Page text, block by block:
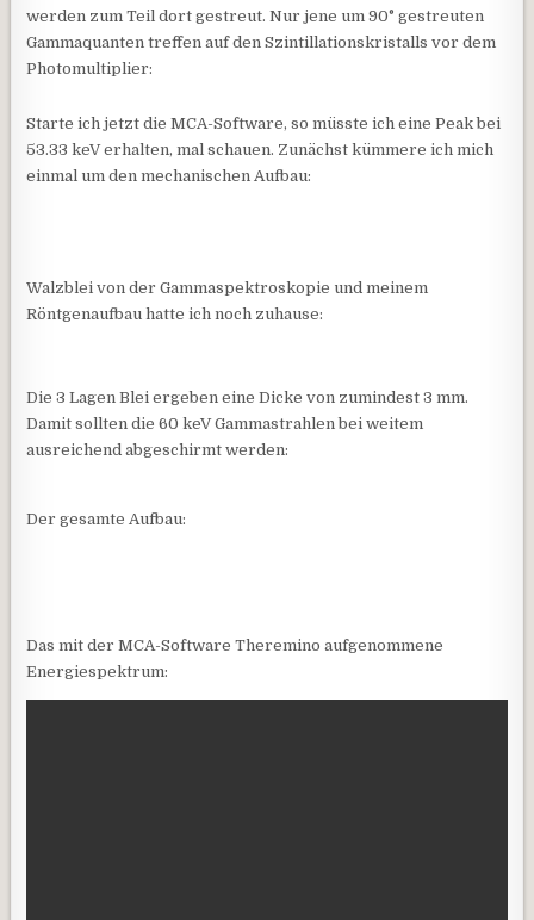
werden zum Teil dort gestreut. Nur jene um 90° gestreuten
Gammaquanten treffen auf den Szintillationskristalls vor dem
Photomultiplier:
Starte ich jetzt die MCA-Software, so müsste ich eine Peak bei
53.33 keV erhalten, mal schauen. Zunächst kümmere ich mich
einmal um den mechanischen Aufbau:
Walzblei von der Gammaspektroskopie und meinem
Röntgenaufbau hatte ich noch zuhause:
Die 3 Lagen Blei ergeben eine Dicke von zumindest 3 mm.
Damit sollten die 60 keV Gammastrahlen bei weitem
ausreichend abgeschirmt werden:
Der gesamte Aufbau:
Das mit der MCA-Software Theremino aufgenommene
Energiespektrum: